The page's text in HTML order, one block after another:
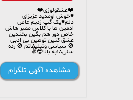
❤️عشقولوژی❤️
♥️خوش اومدید عزیزای
دلم♥️یک گپ زدیم عاص
ادمین ها با کلاس ممبر هاش
خاص دور هم بگین بخندین
عشق کنین توهین بی ادبی
🚫 سیاسی وتبلیغاتم 🚫 رده
سنی۱۸به بالا😎✌️
#بـامدیریـت_امیرحسین✨
مشاهده آگهی تلگرام